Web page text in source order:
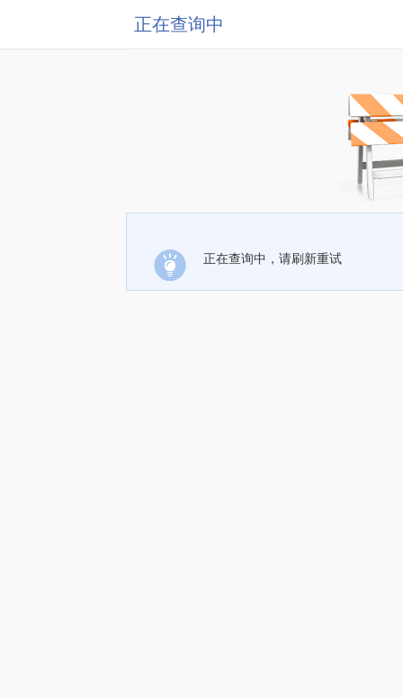
正在查询中
正在查询中，请刷新重试